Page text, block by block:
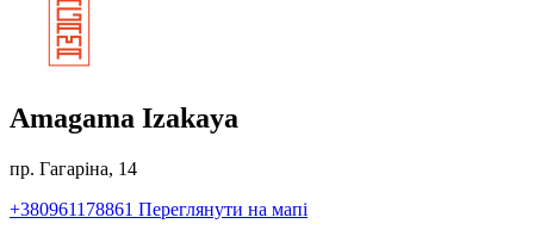
Amagama Izakaya
пр. Гагаріна, 14
+380961178861 Переглянути на мапі